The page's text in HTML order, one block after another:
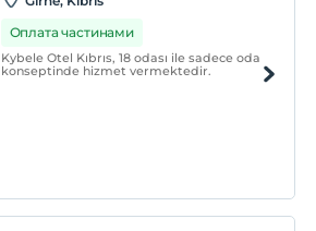
Оплата частинами
Kybele Otel Kıbrıs, 18 odası ile sadece oda
konseptinde hizmet vermektedir.